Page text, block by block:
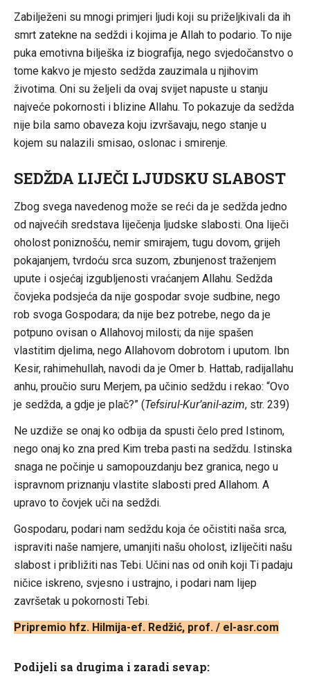
Zabilježeni su mnogi primjeri ljudi koji su priželjkivali da ih
smrt zatekne na sedždi i kojima je Allah to podario. To nije
puka emotivna bilješka iz biografija, nego svjedočanstvo o
tome kakvo je mjesto sedžda zauzimala u njihovim
životima. Oni su željeli da ovaj svijet napuste u stanju
najveće pokornosti i blizine Allahu. To pokazuje da sedžda
nije bila samo obaveza koju izvršavaju, nego stanje u
kojem su nalazili smisao, oslonac i smirenje.
SEDŽDA LIJEČI LJUDSKU SLABOST
Zbog svega navedenog može se reći da je sedžda jedno
od najvećih sredstava liječenja ljudske slabosti. Ona liječi
oholost poniznošću, nemir smirajem, tugu dovom, grijeh
pokajanjem, tvrdoću srca suzom, zbunjenost traženjem
upute i osjećaj izgubljenosti vraćanjem Allahu. Sedžda
čovjeka podsjeća da nije gospodar svoje sudbine, nego
rob svoga Gospodara; da nije bez potrebe, nego da je
potpuno ovisan o Allahovoj milosti; da nije spašen
vlastitim djelima, nego Allahovom dobrotom i uputom. Ibn
Kesir, rahimehullah, navodi da je Omer b. Hattab, radijallahu
anhu, proučio suru Merjem, pa učinio sedždu i rekao: “Ovo
je sedžda, a gdje je plač?” (Tefsirul-Kur’anil-azim, str. 239)
Ne uzdiže se onaj ko odbija da spusti čelo pred Istinom,
nego onaj ko zna pred Kim treba pasti na sedždu. Istinska
snaga ne počinje u samopouzdanju bez granica, nego u
ispravnom priznanju vlastite slabosti pred Allahom. A
upravo to čovjek uči na sedždi.
Gospodaru, podari nam sedždu koja će očistiti naša srca,
ispraviti naše namjere, umanjiti našu oholost, izliječiti našu
slabost i približiti nas Tebi. Učini nas od onih koji Ti padaju
ničice iskreno, svjesno i ustrajno, i podari nam lijep
završetak u pokornosti Tebi.
Pripremio hfz. Hilmija-ef. Redžić, prof. / el-asr.com
Podijeli sa drugima i zaradi sevap: